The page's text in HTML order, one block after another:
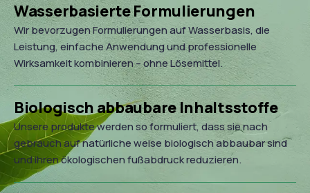
Wasserbasierte Formulierungen
Wir bevorzugen Formulierungen auf Wasserbasis, die
Leistung, einfache Anwendung und professionelle
Wirksamkeit kombinieren – ohne Lösemittel.
Biologisch abbaubare Inhaltsstoffe
Unsere produkte werden so formuliert, dass sie nach
gebrauch auf natürliche weise biologisch abbaubar sind
und ihren ökologischen fußabdruck reduzieren.